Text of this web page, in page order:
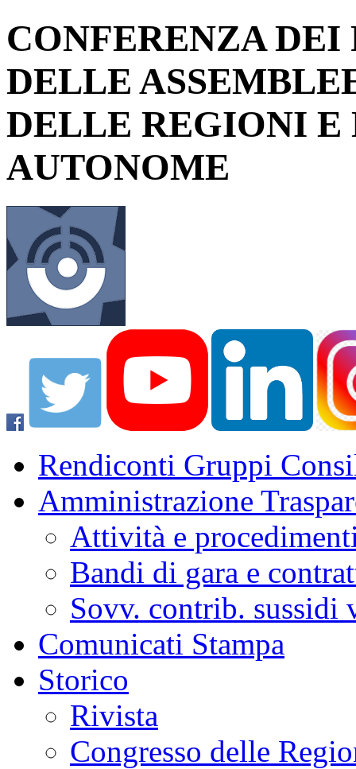
CONFERENZA DEI
DELLE
DELLE REGIONI E
AUTONOME
Rendiconti Gruppi
Amministrazione
Attività e
Bandi di gara e
Sovv. contrib. sussidi
Comunicati Stampa
Storico
Rivista
Congresso delle